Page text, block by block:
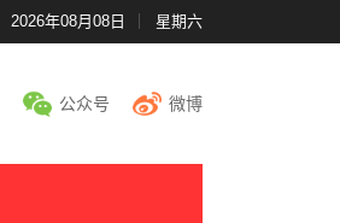
2026年08月08日 星期六
公众号 微博